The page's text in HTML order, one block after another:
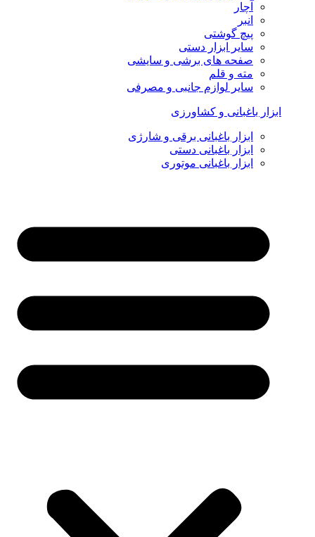
آچار
انبر
پیچ گوشتی
سایر ابزار دستی
صفحه های برشی و سایشی
مته و قلم
سایر لوازم جانبی و مصرفی
ابزار باغبانی و کشاورزی
ابزار باغبانی برقی و شارژی
ابزار باغبانی دستی
ابزار باغبانی موتوری